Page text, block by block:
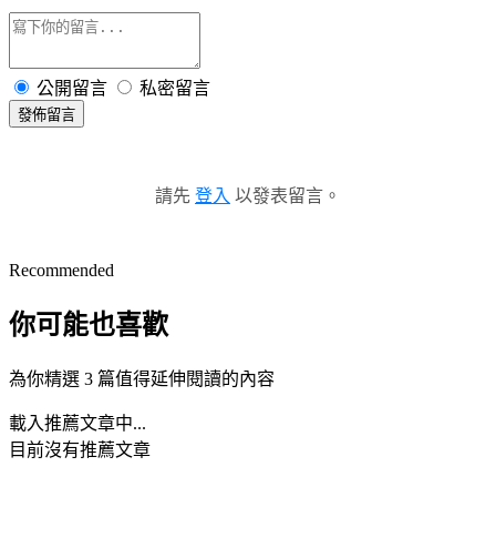
公開留言 私密留言
發佈留言
請先 登入 以發表留言。
Recommended
你可能也喜歡
為你精選 3 篇值得延伸閱讀的內容
載入推薦文章中...
目前沒有推薦文章